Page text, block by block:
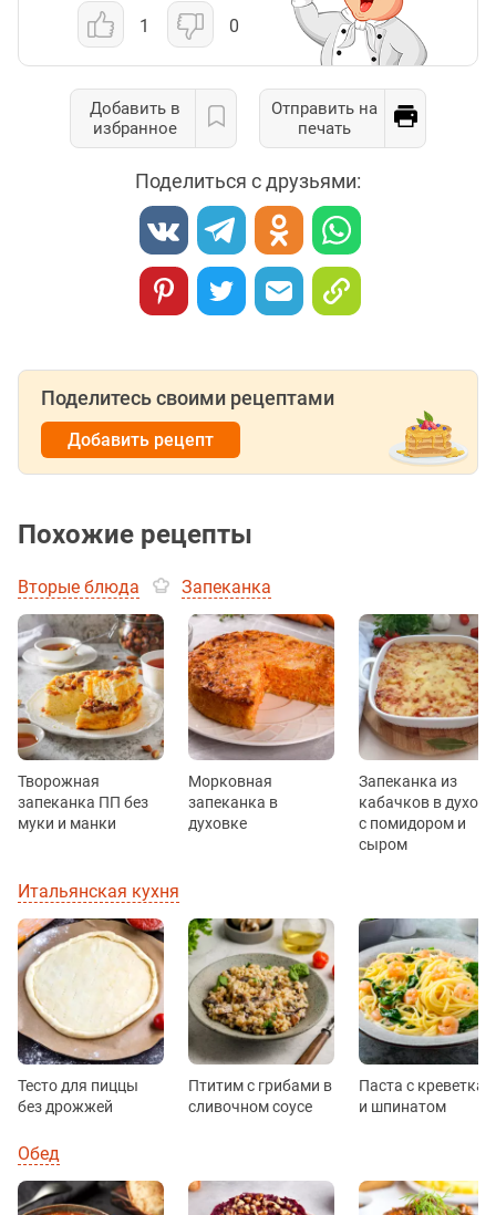
1 0
Добавить в
избранное
Отправить на
печать
Поделиться с друзьями:
Поделитесь своими рецептами
Добавить рецепт
Похожие рецепты
Вторые блюда Запеканка
Творожная
запеканка ПП без
муки и манки
Морковная
запеканка в
духовке
Запеканка из
кабачков в
с помидором и
сыром
Итальянская кухня
Тесто для пиццы
без дрожжей
Птитим с грибами в
сливочном соусе
Паста с
и шпинатом
Обед